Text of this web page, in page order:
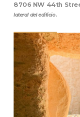
8706 NW 44th
lateral del edificio.